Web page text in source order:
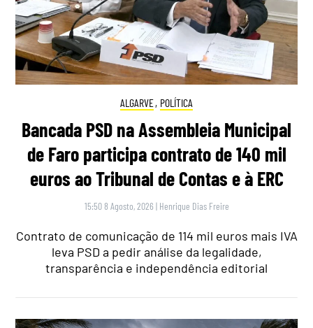
ALGARVE, POLÍTICA
Bancada PSD na Assembleia Municipal
de Faro participa contrato de 140 mil
euros ao Tribunal de Contas e à ERC
15:50 8 Agosto, 2026 | Henrique Dias Freire
Contrato de comunicação de 114 mil euros mais IVA
leva PSD a pedir análise da legalidade,
transparência e independência editorial